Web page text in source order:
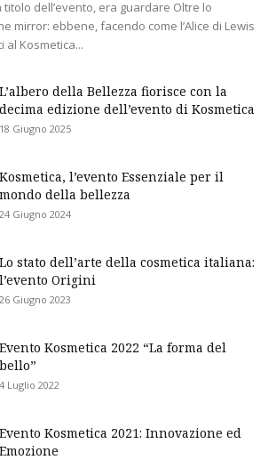
titolo dell’evento, era guardare Oltre lo
mirror: ebbene, facendo come l’Alice di Lewis
al Kosmetica...
L’albero della Bellezza fiorisce con la
decima edizione dell’evento di Kosmetica
18 Giugno 2025
Kosmetica, l’evento Essenziale per il
mondo della bellezza
24 Giugno 2024
Lo stato dell’arte della cosmetica italiana:
l’evento Origini
26 Giugno 2023
Evento Kosmetica 2022 “La forma del
bello”
4 Luglio 2022
Evento Kosmetica 2021: Innovazione ed
Emozione